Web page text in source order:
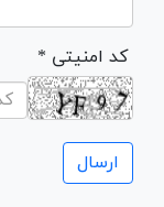
* کد امنیتی